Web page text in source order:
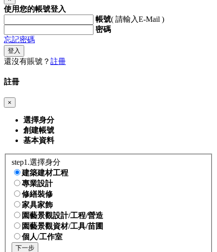
使用您的帳號登入
帳號( 請輸入E-Mail )
密碼
忘記密碼
登入
還沒有賬號？ 註冊
註冊
×
選擇身分
創建帳號
基本資料
step1.選擇身分
建築建材工程
專業設計
修繕裝修
家具家飾
園藝景觀設計/工程/營造
園藝景觀資材/工具/苗圃
個人/工作室
下一步